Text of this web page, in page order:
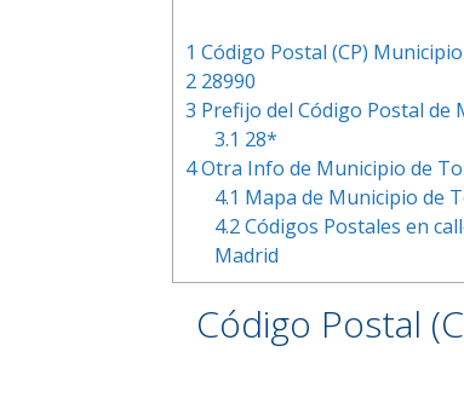
1 Código Postal (CP)
2 28990
3 Prefijo del Código Postal de
3.1 28*
4Otra Info de Municipio de
4.1 Mapa de Municipio de
4.2Códigos Postales en
Madrid
Código Postal